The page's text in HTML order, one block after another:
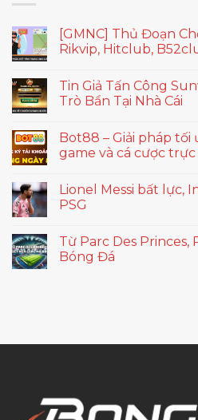
[GMNC] Thủ Đoạn
Rikvip, Hitclub,
Tin Giả Tấn Công
Trò Bẩn Tại Nhà Cái
Bot88 – Giải pháp
game và cá cược
Lionel Messi bất lực,
PSG
Từ Parc Des Princes,
Bóng Đá